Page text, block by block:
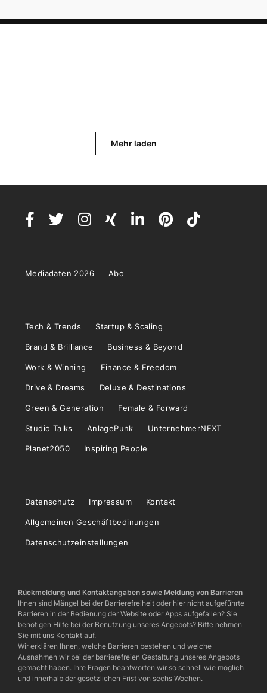
Mehr laden
Mediadaten 2026 Abo
Tech & Trends Startup & Scaling
Brand & Brilliance Business & Beyond
Work & Winning Finance & Freedom
Drive & Dreams Deluxe & Destinations
Green & Generation Female & Forward
Studio Talks AnlagePunk UnternehmerNEXT
Planet2050 Inspiring People
Datenschutz Impressum Kontakt
Allgemeinen Geschäftbedinungen
Datenschutzeinstellungen
Rückmeldung und Kontaktangaben sowie Meldung von Barrieren
Ihnen sind Mängel bei der Barrierefreiheit oder hier nicht aufgeführte
Barrieren in der Bedienung der Website oder Apps aufgefallen? Sie
benötigen Hilfe bei der Benutzung unseres Angebots? Bitte nehmen
Sie mit uns Kontakt auf.
Wir erklären Ihnen, welche Barrieren bestehen und welche
Ausnahmen wir bei der barrierefreien Gestaltung unseres Angebots
gemacht haben. Ihre Fragen beantworten wir so schnell wie möglich
und innerhalb der gesetzlichen Frist von sechs Wochen.